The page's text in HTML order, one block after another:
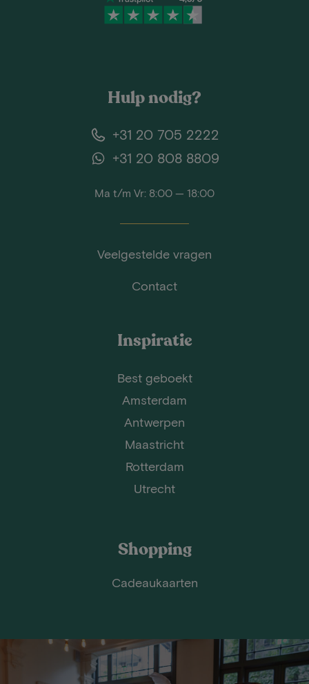
Hulp nodig?
+31 20 705 2222
+31 20 808 8809
Ma t/m Vr: 8:00 — 18:00
Veelgestelde vragen
Contact
Inspiratie
Best geboekt
Amsterdam
Antwerpen
Maastricht
Rotterdam
Utrecht
Shopping
Cadeaukaarten